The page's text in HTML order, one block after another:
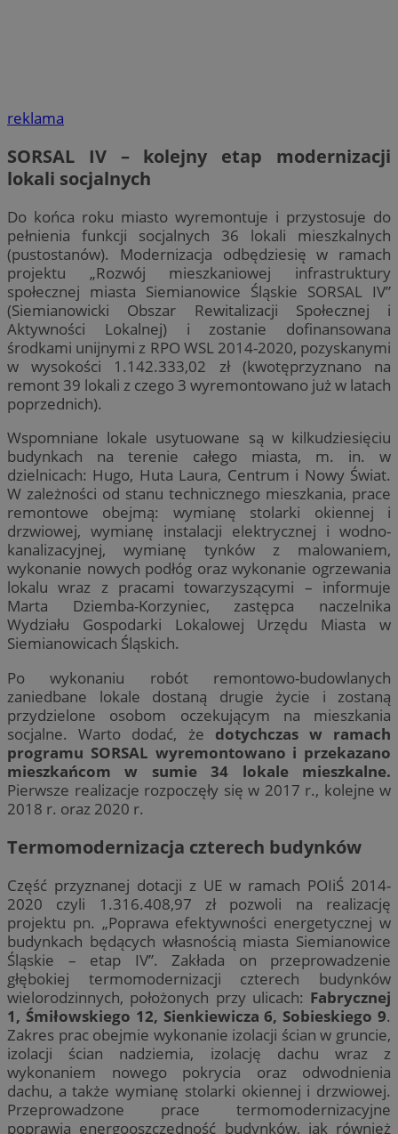
reklama
SORSAL IV – kolejny etap modernizacji
lokali socjalnych
Do końca roku miasto wyremontuje i przystosuje do
pełnienia funkcji socjalnych 36 lokali mieszkalnych
(pustostanów). Modernizacja odbędziesię w ramach
projektu „Rozwój mieszkaniowej infrastruktury
społecznej miasta Siemianowice Śląskie SORSAL IV”
(Siemianowicki Obszar Rewitalizacji Społecznej i
Aktywności Lokalnej) i zostanie dofinansowana
środkami unijnymi z RPO WSL 2014-2020, pozyskanymi
w wysokości 1.142.333,02 zł (kwotęprzyznano na
remont 39 lokali z czego 3 wyremontowano już w latach
poprzednich).
Wspomniane lokale usytuowane są w kilkudziesięciu
budynkach na terenie całego miasta, m. in. w
dzielnicach: Hugo, Huta Laura, Centrum i Nowy Świat.
W zależności od stanu technicznego mieszkania, prace
remontowe obejmą: wymianę stolarki okiennej i
drzwiowej, wymianę instalacji elektrycznej i wodno-
kanalizacyjnej, wymianę tynków z malowaniem,
wykonanie nowych podłóg oraz wykonanie ogrzewania
lokalu wraz z pracami towarzyszącymi – informuje
Marta Dziemba-Korzyniec, zastępca naczelnika
Wydziału Gospodarki Lokalowej Urzędu Miasta w
Siemianowicach Śląskich.
Po wykonaniu robót remontowo-budowlanych
zaniedbane lokale dostaną drugie życie i zostaną
przydzielone osobom oczekującym na mieszkania
socjalne. Warto dodać, że dotychczas w ramach
programu SORSAL wyremontowano i przekazano
mieszkańcom w sumie 34 lokale mieszkalne.
Pierwsze realizacje rozpoczęły się w 2017 r., kolejne w
2018 r. oraz 2020 r.
Termomodernizacja czterech budynków
Część przyznanej dotacji z UE w ramach POIiŚ 2014-
2020 czyli 1.316.408,97 zł pozwoli na realizację
projektu pn. „Poprawa efektywności energetycznej w
budynkach będących własnością miasta Siemianowice
Śląskie – etap IV”. Zakłada on przeprowadzenie
głębokiej termomodernizacji czterech budynków
wielorodzinnych, położonych przy ulicach: Fabrycznej
1, Śmiłowskiego 12, Sienkiewicza 6, Sobieskiego 9.
Zakres prac obejmie wykonanie izolacji ścian w gruncie,
izolacji ścian nadziemia, izolację dachu wraz z
wykonaniem nowego pokrycia oraz odwodnienia
dachu, a także wymianę stolarki okiennej i drzwiowej.
Przeprowadzone prace termomodernizacyjne
poprawią energooszczędność budynków, jak również